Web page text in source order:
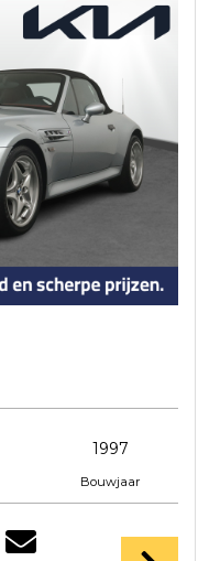
1997
Bouwjaar